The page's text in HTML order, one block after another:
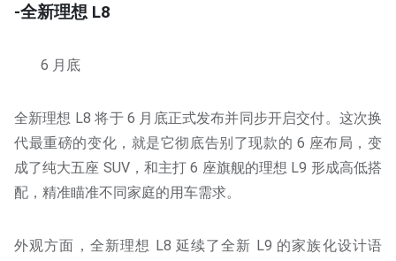
-全新理想 L8
6 月底
全新理想 L8 将于 6 月底正式发布并同步开启交付。这次换
代最重磅的变化，就是它彻底告别了现款的 6 座布局，变
成了纯大五座 SUV，和主打 6 座旗舰的理想 L9 形成高低搭
配，精准瞄准不同家庭的用车需求。
外观方面，全新理想 L8 延续了全新 L9 的家族化设计语